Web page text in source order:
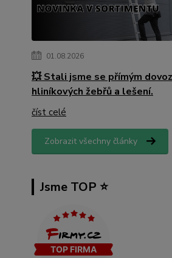
01.08.2026
💥 Stali jsme se přímým
hliníkových žebřů a lešení.
číst celé
Zobrazit všechny články
Jsme TOP ⭐️